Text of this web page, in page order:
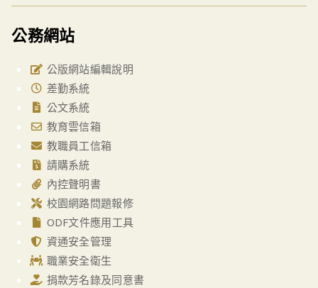
公務網站
公版網站編輯說明
差勤系統
公文系統
教育雲信箱
教職員工信箱
請購系統
內控聲明書
校園網路問題報修
ODF文件應用工具
資通安全管理
職業安全衛生
捐款芳名錄及同意書